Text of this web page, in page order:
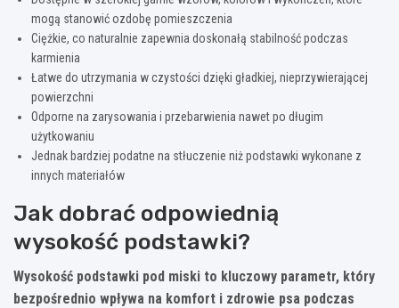
mogą stanowić ozdobę pomieszczenia
Ciężkie, co naturalnie zapewnia doskonałą stabilność podczas
karmienia
Łatwe do utrzymania w czystości dzięki gładkiej, nieprzywierającej
powierzchni
Odporne na zarysowania i przebarwienia nawet po długim
użytkowaniu
Jednak bardziej podatne na stłuczenie niż podstawki wykonane z
innych materiałów
Jak dobrać odpowiednią
wysokość podstawki?
Wysokość podstawki pod miski to kluczowy parametr, który
bezpośrednio wpływa na komfort i zdrowie psa podczas